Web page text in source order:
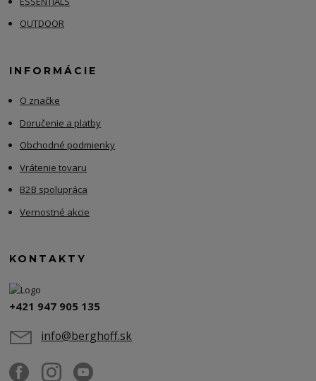
OUTDOOR
INFORMÁCIE
O značke
Doručenie a platby
Obchodné podmienky
Vrátenie tovaru
B2B spolupráca
Vernostné akcie
KONTAKTY
+421 947 905 135
info@berghoff.sk